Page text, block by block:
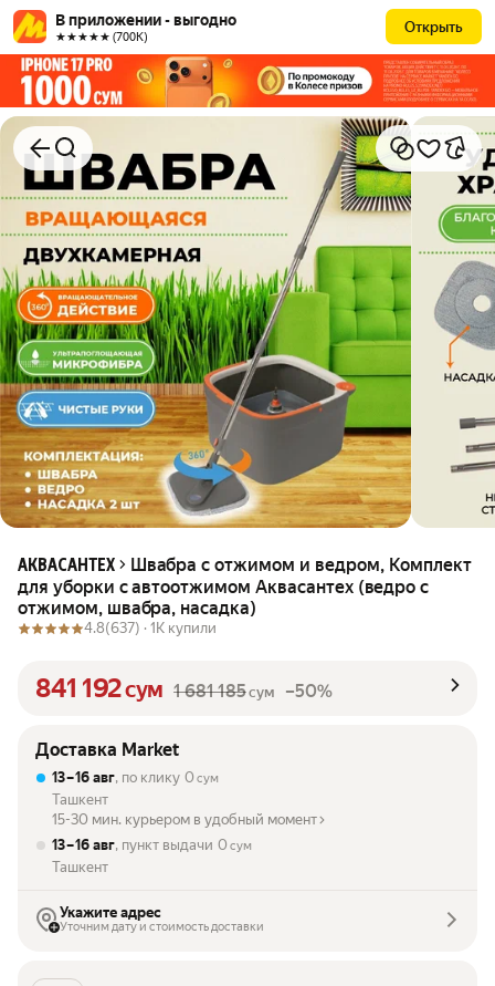
В приложении - выгодно
★★★★★ (700К)
Открыть
АКВАСАНТЕХ
Швабра с отжимом и ведром, Комплект
для уборки с автоотжимом Аквасантех (ведро с
отжимом, швабра, насадка)
4.8(637) · 1K купили
841 192сум 1 681 185сум –50%
Доставка Market
13 – 16 авг, по клику 0 сум
Ташкент
15-30 мин. курьером в удобный момент
13 – 16 авг, пункт выдачи 0 сум
Ташкент
Укажите адрес
Уточним дату и стоимость доставки